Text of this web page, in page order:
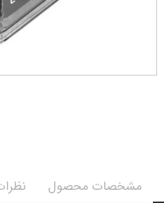
مشخصات محصول